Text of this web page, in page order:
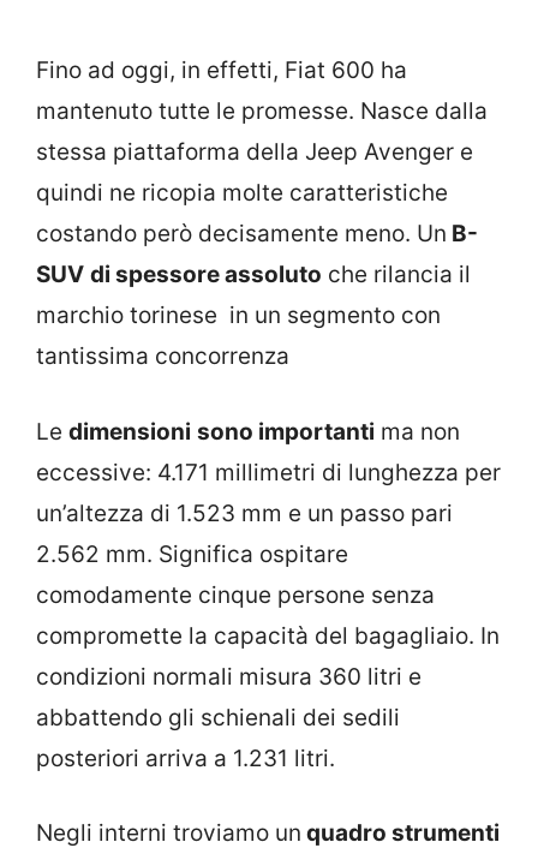
Fino ad oggi, in effetti, Fiat 600 ha
mantenuto tutte le promesse. Nasce dalla
stessa piattaforma della Jeep Avenger e
quindi ne ricopia molte caratteristiche
costando però decisamente meno. Un B-
SUV di spessore assoluto che rilancia il
marchio torinese in un segmento con
tantissima concorrenza
Le dimensioni sono importanti ma non
eccessive: 4.171 millimetri di lunghezza per
un’altezza di 1.523 mm e un passo pari
2.562 mm. Significa ospitare
comodamente cinque persone senza
compromette la capacità del bagagliaio. In
condizioni normali misura 360 litri e
abbattendo gli schienali dei sedili
posteriori arriva a 1.231 litri.
Negli interni troviamo un quadro strumenti